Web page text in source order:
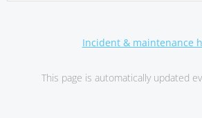
Incident & maintenance
This page is automatically updated